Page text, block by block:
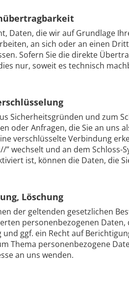
Daten, die wir auf Grundlage
an sich oder an einen
Sofern Sie die direkte
nur, soweit es technisch
Sicherheitsgründen und zum
oder Anfragen, die Sie an uns
verschlüsselte Verbindung
” wechselt und an dem Schloss-
ist, können die Daten, die
Löschung
der geltenden gesetzlichen
personenbezogenen
ggf. ein Recht auf
Thema personenbezogene
an uns wenden.